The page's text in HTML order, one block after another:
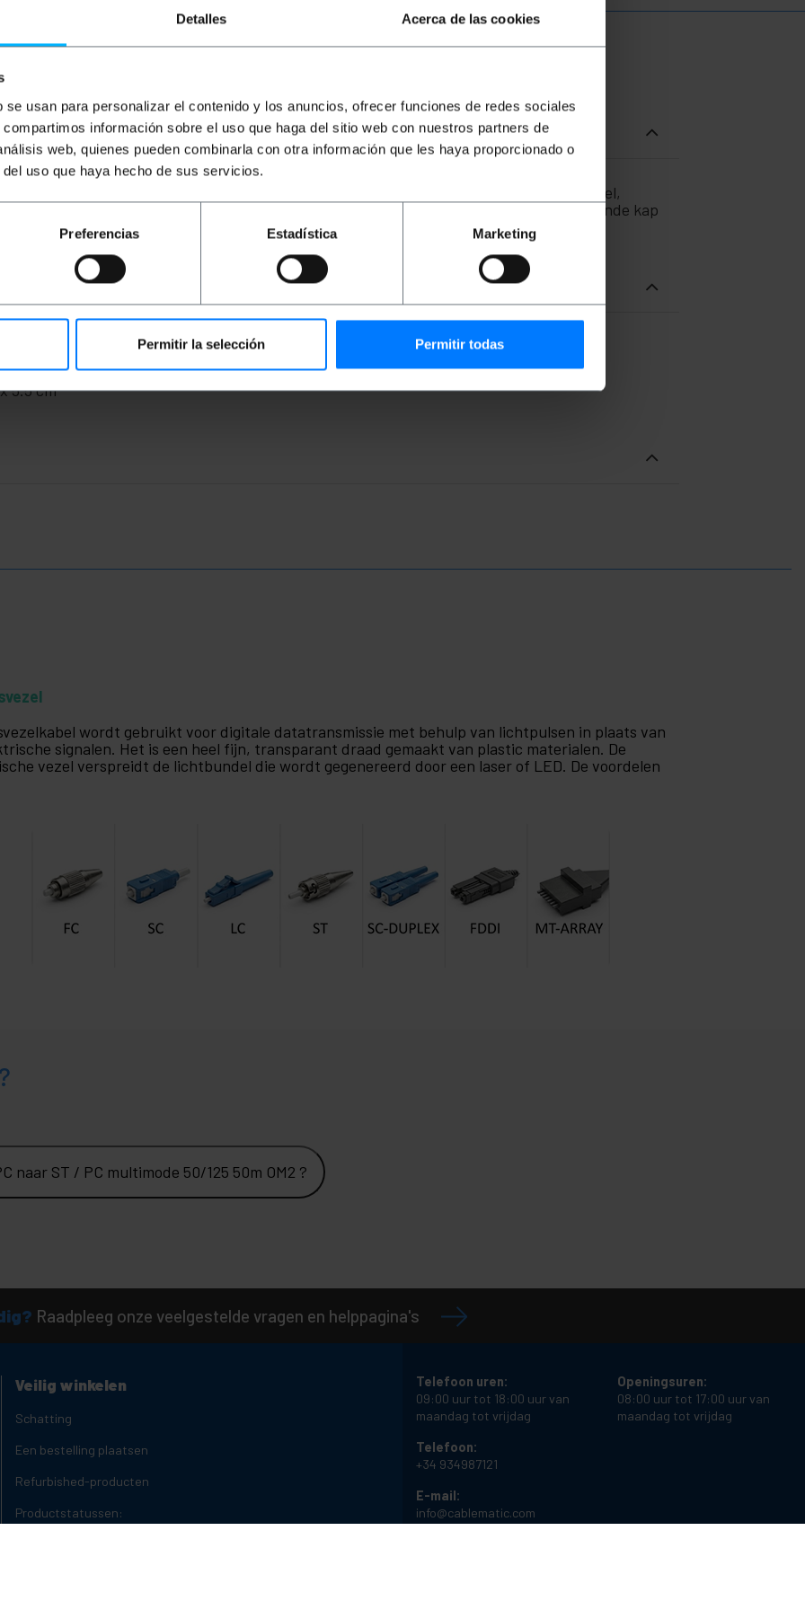
Detalles Acerca de las cookies
usan para personalizar el contenido y los anuncios, ofrecer funciones de redes sociales
información sobre el uso que haga del sitio web con nuestros partners de
web, quienes pueden combinarla con otra información que les haya proporcionado o
uso que haya hecho de sus servicios.
Preferencias Estadística Marketing
Permitir la selección Permitir todas
Het heeft twee ST / PC-connectoren aan beide uiteinden. 100% geverifieerde kabel,
Free). Sectie van de centrale kern en zijn voering, 50/125 micron (µm). Kabel met ronde kap
en diameter van 7 mm. Kabel gepresenteerd in spoel 50 m lang.
x hoogte): 23.0 x 23.0 x 5.5 cm
5.5 cm
wordt gebruikt voor digitale datatransmissie met behulp van lichtpulsen in plaats van
signalen. Het is een heel fijn, transparant draad gemaakt van plastic materialen. De
vezel verspreidt de lichtbundel die wordt gegenereerd door een laser of LED. De voordelen
naar ST / PC multimode 50/125 50m OM2 ?
Raadpleeg onze veelgestelde vragen en helppagina's
Veilig winkelen
Schatting
Een bestelling plaatsen
Refurbished-producten
Productstatussen:
Telefoon uren:
09:00 uur tot 18:00 uur van
maandag tot vrijdag
Telefoon:
+34 934987121
E-mail:
info@cablematic.com
Openingsuren:
08:00 uur tot 17:00 uur van
maandag tot vrijdag